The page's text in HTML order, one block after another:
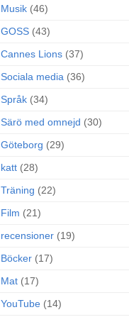
Musik (46)
GOSS (43)
Cannes Lions (37)
Sociala media (36)
Språk (34)
Särö med omnejd (30)
Göteborg (29)
katt (28)
Träning (22)
Film (21)
recensioner (19)
Böcker (17)
Mat (17)
YouTube (14)